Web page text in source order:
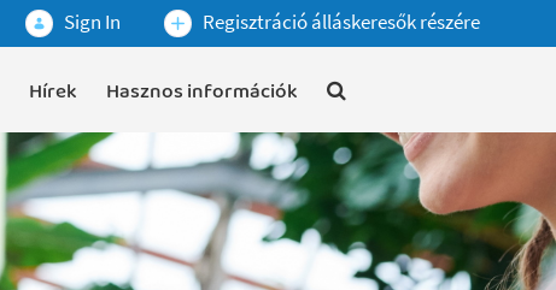
Sign In Regisztráció álláskeresők részére
Hírek Hasznos információk